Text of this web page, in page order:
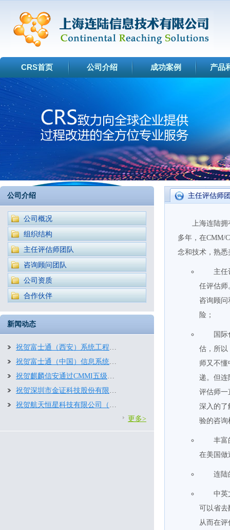
CRS首页 公司介绍 成功案例 产品
主任评估师
上海连陆拥
多年，在CMM/
念和技术，熟
主任
任评估师
咨询顾
险；
国
估 ，所
师又不
递。但连
评估师一
深入的了
验的咨询
丰富
在美国做
连陆
中英
可以省去
从而在
公司介绍
公司概况
组织结构
主任评估师团队
咨询顾问团队
公司资质
合作伙伴
新闻动态
祝贺富士通（西安）系统工程有限公司通过CMMI3.0五级评估
祝贺富士通（中国）信息系统有限公司再次通过CMMI五级评估
祝贺麒麟信安通过CMMI五级评估！
祝贺深圳市金证科技股份有限公司再次通过CMMI2.0五级评估
祝贺航天恒星科技有限公司（航天五院五〇三所）顺利通过CMMI2.0四级评估
更多>